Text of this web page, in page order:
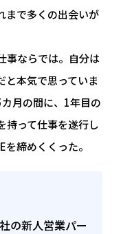
まで多くの出会いが
事ならでは。自分は
と本気で思っていま
月の間に、1年目の
持って仕事を遂行し
締めくくった。
の新人営業パー